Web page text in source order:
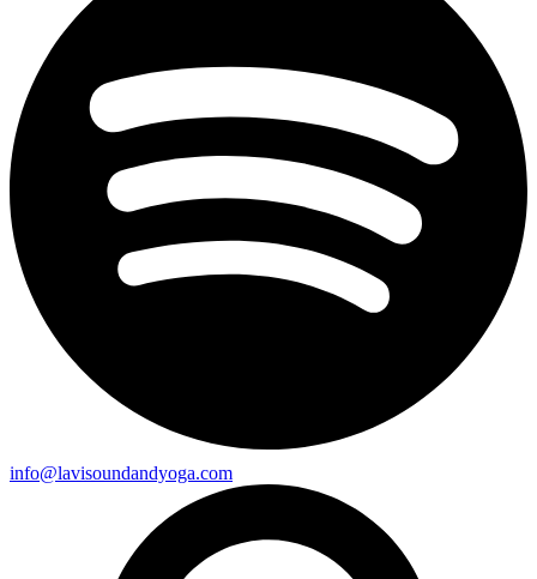
info@lavisoundandyoga.com